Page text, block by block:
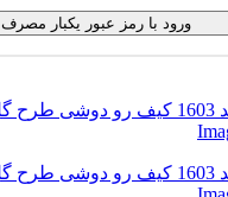
ورود با رمز عبور یکبار مصرف